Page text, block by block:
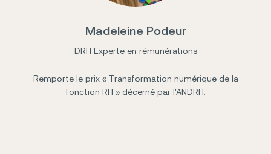
Madeleine Podeur
DRH Experte en rémunérations
Remporte le prix « Transformation numérique de la
fonction RH » décerné par l'ANDRH.